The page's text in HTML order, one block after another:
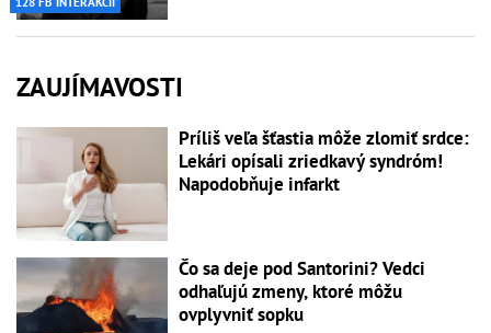
ZAUJÍMAVOSTI
Príliš veľa šťastia môže zlomiť srdce:
Lekári opísali zriedkavý syndróm!
Napodobňuje infarkt
Čo sa deje pod Santorini? Vedci
odhaľujú zmeny, ktoré môžu
ovplyvniť sopku